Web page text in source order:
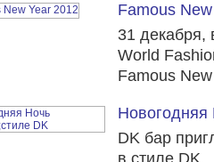
Famous
31 декабря,
World
Famous
Новогодняя
DK бар
в стиле DK.